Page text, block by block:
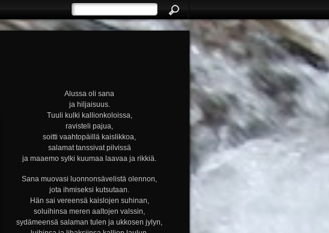
Alussa oli sana
ja hiljaisuus.
Tuuli kulki kallionkoloissa,
ravisteli pajua,
soitti vaahtopäillä kaislikkoa,
salamat tanssivat pilvissä
ja maaemo sylki kuumaa laavaa ja rikkiä.
Sana muovasi luonnonsävelistä olennon,
jota ihmiseksi kutsutaan.
Hän sai vereensä kaislojen suhinan,
soluihinsa meren aaltojen valssin,
sydämeensä salaman tulen ja ukkosen jylyn,